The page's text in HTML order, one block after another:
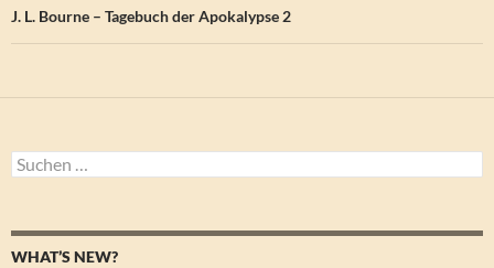
J. L. Bourne – Tagebuch der Apokalypse 2
Suchen
nach:
WHAT’S NEW?